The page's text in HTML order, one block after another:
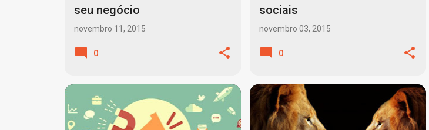
seu negócio
novembro 11, 2015
0
sociais
novembro 03, 2015
0
ADWORDS COLÉGIOS BLOG DIGITAL +2